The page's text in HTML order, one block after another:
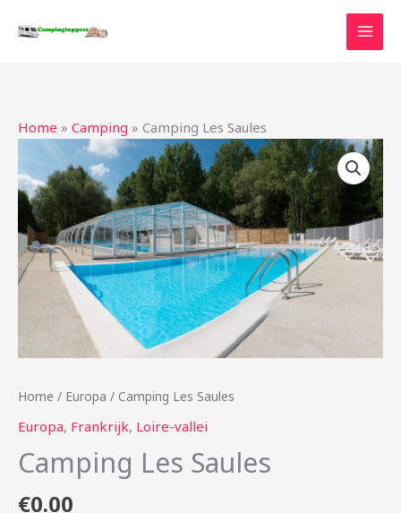
naar
Home » Camping » Camping Les Saules
Home / Europa / Camping Les Saules
Europa, Frankrijk, Loire-vallei
Camping Les Saules
€0.00